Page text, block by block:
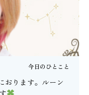
今日のひとこと
ります。ルーン